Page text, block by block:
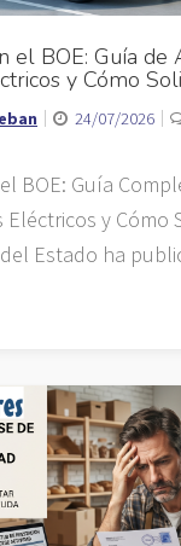
el BOE: Guía de
y Cómo
24/07/2026
BOE: Guía
Eléctricos y Cómo
Estado ha